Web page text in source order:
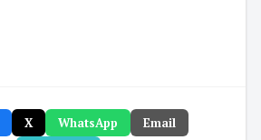
X WhatsApp
Email